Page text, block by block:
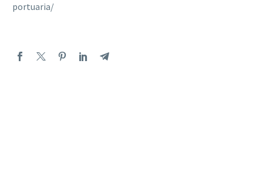
portuaria/